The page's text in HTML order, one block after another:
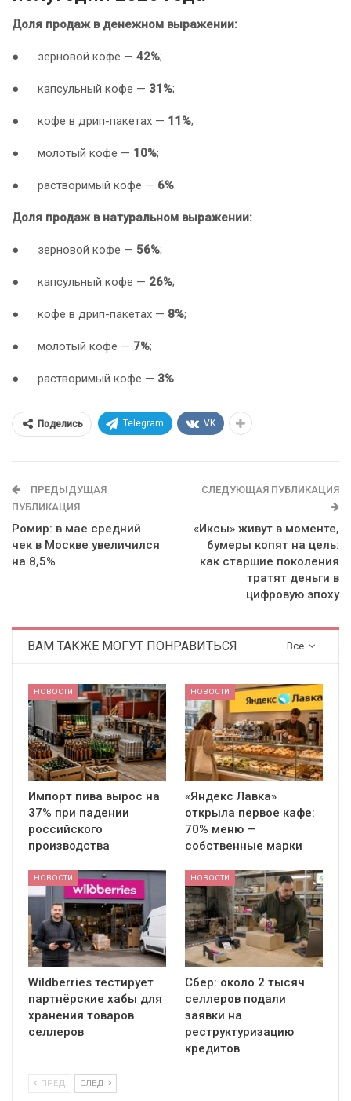
Доля продаж в денежном выражении:
● зерновой кофе — 42%;
● капсульный кофе — 31%;
● кофе в дрип-пакетах — 11%;
● молотый кофе — 10%;
● растворимый кофе — 6%.
Доля продаж в натуральном выражении:
● зерновой кофе — 56%;
● капсульный кофе — 26%;
● кофе в дрип-пакетах — 8%;
● молотый кофе — 7%;
● растворимый кофе — 3%
Поделись Telegram VK
ПРЕДЫДУЩАЯ
ПУБЛИКАЦИЯ
Ромир: в мае средний
чек в Москве увеличился
на 8,5%
СЛЕДУЮЩАЯ ПУБЛИКАЦИЯ
«Иксы» живут в моменте,
бумеры копят на цель:
как старшие поколения
тратят деньги в
цифровую эпоху
Все
ВАМ ТАКЖЕ МОГУТ ПОНРАВИТЬСЯ
НОВОСТИ
Импорт пива вырос на
37% при падении
российского
производства
НОВОСТИ
«Яндекс Лавка»
открыла первое кафе:
70% меню —
собственные марки
НОВОСТИ
Wildberries тестирует
партнёрские хабы для
хранения товаров
селлеров
НОВОСТИ
Сбер: около 2 тысяч
селлеров подали
заявки на
реструктуризацию
кредитов
ПРЕД СЛЕД